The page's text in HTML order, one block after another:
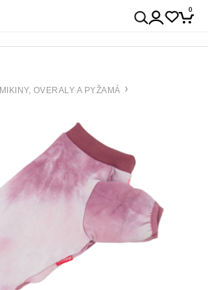
0
MIKINY, OVERALY A PYŽAMÁ